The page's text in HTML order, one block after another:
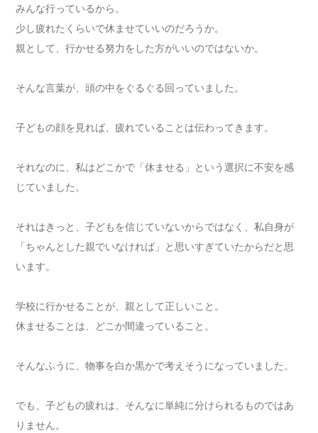
みんな行っているから。
少し疲れたくらいで休ませていいのだろうか。
親として、行かせる努力をした方がいいのではないか。
そんな言葉が、頭の中をぐるぐる回っていました。
子どもの顔を見れば、疲れていることは伝わってきます。
それなのに、私はどこかで「休ませる」という選択に不安を感
じていました。
それはきっと、子どもを信じていないからではなく、私自身が
「ちゃんとした親でいなければ」と思いすぎていたからだと思
います。
学校に行かせることが、親として正しいこと。
休ませることは、どこか間違っていること。
そんなふうに、物事を白か黒かで考えそうになっていました。
でも、子どもの疲れは、そんなに単純に分けられるものではあ
りません。